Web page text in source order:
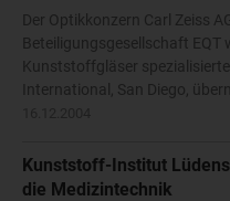
Der Optikkonzern Carl Zeiss
Beteiligungsgesellschaft EQT
Kunststoffgläser
International, San Diego,
Kunststoff-Institut
die Medizintechnik